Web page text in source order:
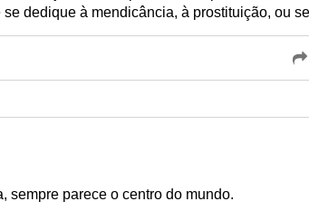
dedique à mendicância, à prostituição, ou
sempre parece o centro do mundo.